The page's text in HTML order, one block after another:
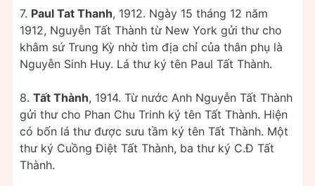
7. Paul Tat Thanh, 1912. Ngày 15 tháng 12 năm
1912, Nguyễn Tất Thành từ New York gửi thư cho
khâm sứ Trung Kỳ nhờ tìm địa chỉ của thân phụ là
Nguyễn Sinh Huy. Lá thư ký tên Paul Tất Thành.
8. Tất Thành, 1914. Từ nước Anh Nguyễn Tất Thành
gửi thư cho Phan Chu Trinh ký tên Tất Thành. Hiện
có bốn lá thư được sưu tầm ký tên Tất Thành. Một
thư ký Cuồng Điệt Tất Thành, ba thư ký C.Đ Tất
Thành.